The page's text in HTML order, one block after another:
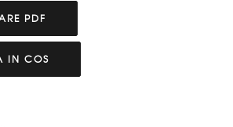
PDF
IN COS